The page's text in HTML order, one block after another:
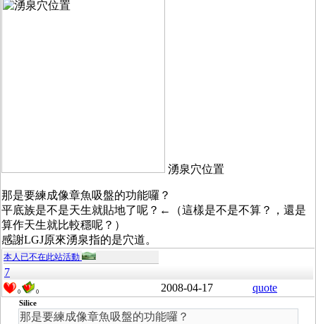
湧泉穴位置
那是要練成像章魚吸盤的功能囉？
平底族是不是天生就貼地了呢？←（這樣是不是不算？，還是
算作天生就比較穩呢？）
感謝LGJ原來湧泉指的是穴道。
本人已不在此站活動
7
0 0 2008-04-17 quote
Silice
那是要練成像章魚吸盤的功能囉？